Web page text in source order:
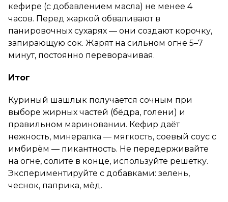
кефире (с добавлением масла) не менее 4
часов. Перед жаркой обваливают в
панировочных сухарях — они создают корочку,
запирающую сок. Жарят на сильном огне 5–7
минут, постоянно переворачивая.
Итог
Куриный шашлык получается сочным при
выборе жирных частей (бёдра, голени) и
правильном мариновании. Кефир даёт
нежность, минералка — мягкость, соевый соус с
имбирём — пикантность. Не передерживайте
на огне, солите в конце, используйте решётку.
Экспериментируйте с добавками: зелень,
чеснок, паприка, мёд.